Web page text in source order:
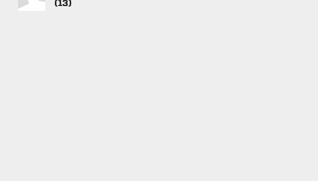
